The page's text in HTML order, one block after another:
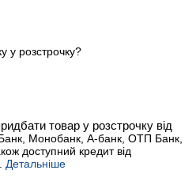
у розстрочку?
товар у розстрочку від
Монобанк, А-банк, ОТП Банк,
доступний кредит від
Детальніше